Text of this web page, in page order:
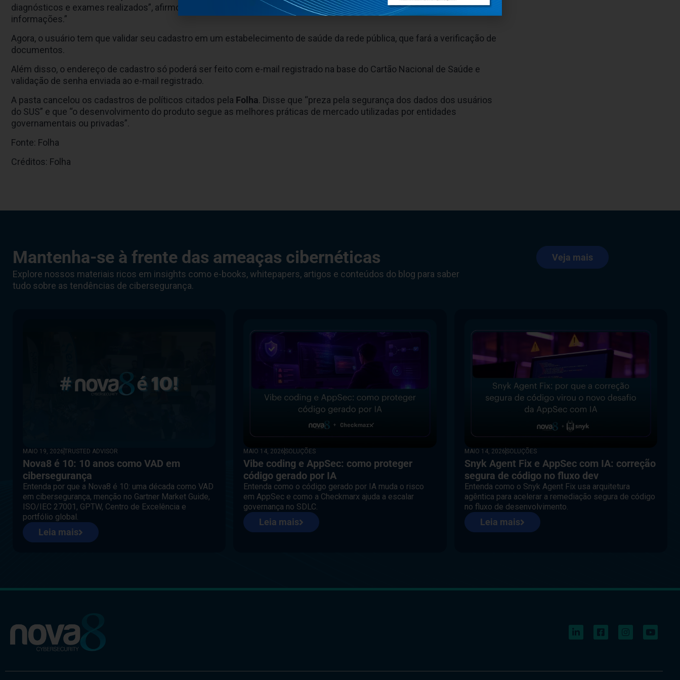
diagnósticos e exames realizados”, afirmou. “Imediatamente, houve atualização do aplicativo para ampliar a segurança das
informações.”
Agora, o usuário tem que validar seu cadastro em um estabelecimento de saúde da rede pública, que fará a verificação de
documentos.
Além disso, o endereço de cadastro só poderá ser feito com e-mail registrado na base do Cartão Nacional de Saúde e
validação de senha enviada ao e-mail registrado.
A pasta cancelou os cadastros de políticos citados pela Folha. Disse que “preza pela segurança dos dados dos usuários
do SUS” e que “o desenvolvimento do produto segue as melhores práticas de mercado utilizadas por entidades
governamentais ou privadas”.
Fonte: Folha
Créditos: Folha
Mantenha-se à frente das ameaças cibernéticas
Explore nossos materiais ricos em insights como e-books, whitepapers, artigos e conteúdos do blog para saber
tudo sobre as tendências de cibersegurança.
Veja mais
MAIO 19, 2026TRUSTED ADVISOR
Nova8 é 10: 10 anos como VAD em
cibersegurança
Entenda por que a Nova8 é 10: uma década como VAD
em cibersegurança, menção no Gartner Market Guide,
ISO/IEC 27001, GPTW, Centro de Excelência e
portfólio global.
Leia mais
MAIO 14, 2026 SOLUÇÕES
Vibe coding e AppSec: como proteger
código gerado por IA
Entenda como o código gerado por IA muda o risco
em AppSec e como a Checkmarx ajuda a escalar
governança no SDLC.
Leia mais
MAIO 14, 2026 SOLUÇÕES
Snyk Agent Fix e AppSec com IA: correção
segura de código no fluxo dev
Entenda como o Snyk Agent Fix usa arquitetura
agêntica para acelerar a remediação segura de código
no fluxo de desenvolvimento.
Leia mais